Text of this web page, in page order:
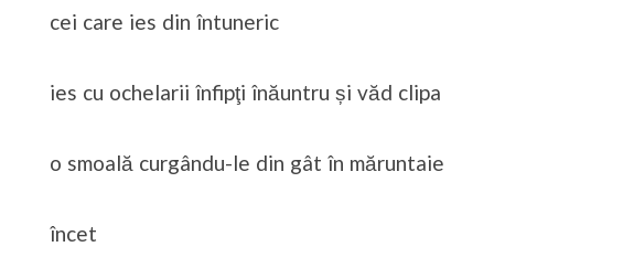
cei care ies din întuneric
ies cu ochelarii înfipţi înăuntru și văd clipa
o smoală curgându-le din gât în măruntaie
încet